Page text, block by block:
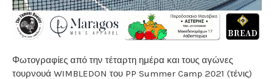
Φωτογραφίες από την τέταρτη ημέρα και τους αγώνες
τουρνουά WIMBLEDON του PP Summer Camp 2021 (τένις)